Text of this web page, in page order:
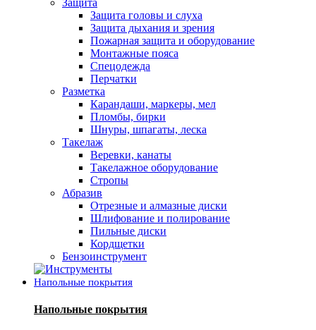
Защита головы и слуха
Защита дыхания и зрения
Пожарная защита и оборудование
Монтажные пояса
Спецодежда
Перчатки
Разметка
Карандаши, маркеры, мел
Пломбы, бирки
Шнуры, шпагаты, леска
Такелаж
Веревки, канаты
Такелажное оборудование
Стропы
Абразив
Отрезные и алмазные диски
Шлифование и полирование
Пильные диски
Кордщетки
Бензоинструмент
Напольные покрытия
Напольные покрытия